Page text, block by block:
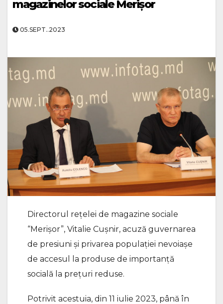
magazinelor sociale Merișor
05.SEPT..2023
Directorul rețelei de magazine sociale
“Merișor”, Vitalie Cușnir, acuză guvernarea
de presiuni și privarea populației nevoiașe
de accesul la produse de importanță
socială la prețuri reduse.
Potrivit acestuia, din 11 iulie 2023, până în